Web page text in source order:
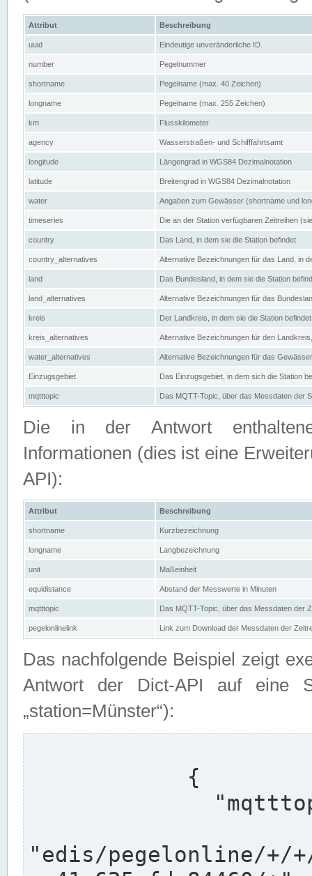
Attribut Beschreibung
uuid Eindeutige unveränderliche ID.
number Pegelnummer
shortname Pegelname (max. 40 Zeichen)
longname Pegelname (max. 255 Zeichen)
km Flusskilometer
agency Wasserstraßen- und Schifffahrtsamt
longitude Längengrad in WGS84 Dezimalnotation
latitude Breitengrad in WGS84 Dezimalnotation
water Angaben zum Gewässer (shortname und
timeseries Die an der Station verfügbaren Zeitreihen
country Das Land, in dem sie die Station befindet
country_alternatives Alternative Bezeichnungen für das Land, in
land Das Bundesland, in dem sie die Station
land_alternatives Alternative Bezeichnungen für das
kreis Der Landkreis, in dem sie die Station befindet
kreis_alternatives Alternative Bezeichnungen für den
water_alternatives Alternative Bezeichnungen für das
Einzugsgebiet Das Einzugsgebiet, in dem sich die Station
mqtttopic Das MQTT-Topic, über das Messdaten der
Die in der Antwort
Informationen (dies ist eine
API):
Attribut Beschreibung
shortname Kurzbezeichnung
longname Langbezeichnung
unit Maßeinheit
equidistance Abstand der Messwerte in Minuten
mqtttopic Das MQTT-Topic, über das Messdaten der
pegelonlinelink Link zum Download der Messdaten der
Das nachfolgende Beispiel zeigt
Antwort der Dict-API auf eine
„station=Münster“):
"edis/pegelonline/+/